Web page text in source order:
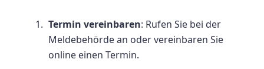
Termin vereinbaren: Rufen Sie bei der
Meldebehörde an oder vereinbaren Sie
online einen Termin.